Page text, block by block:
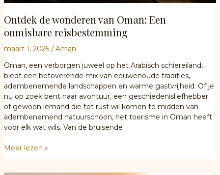
Ontdek de wonderen van Oman: Een
onmisbare reisbestemming
maart 1, 2025 / Aman
Oman, een verborgen juweel op het Arabisch schiereiland,
biedt een betoverende mix van eeuwenoude tradities,
adembenemende landschappen en warme gastvrijheid. Of je
nu op zoek bent naar avontuur, een geschiedenisliefhebber
of gewoon iemand die tot rust wil komen te midden van
adembenemend natuurschoon, het toerisme in Oman heeft
voor elk wat wils. Van de bruisende
Ontdek
Meer lezen »